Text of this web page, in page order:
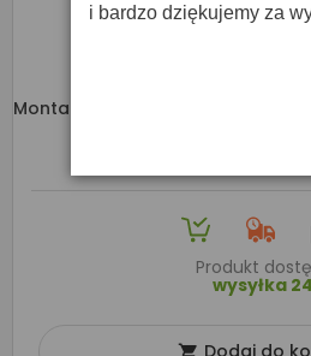
Montarbo R110 Aktywny Głośnik
Produkt
wysyłka
Dodaj do
i bardzo dziękujemy za